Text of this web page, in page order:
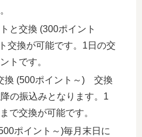
と交換 (300ポイント
交換が可能です。1日の交
トです。
換 (500ポイント～) 交換
の振込みとなります。1
で交換が可能です。
ポイント～)毎月末日に